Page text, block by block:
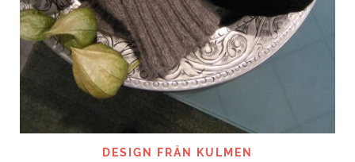
DESIGN FRÅN KULMEN